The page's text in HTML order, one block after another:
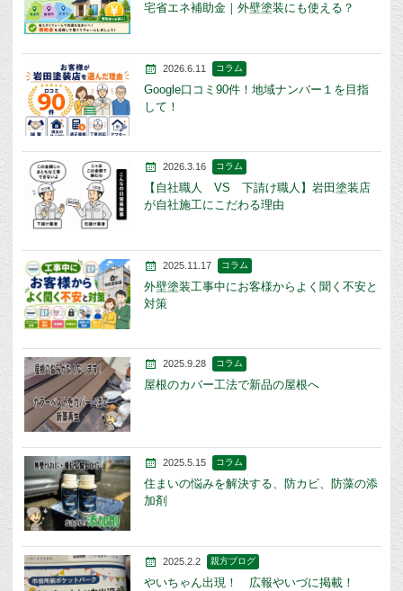
宅省エネ補助金｜外壁塗装にも使える？
2026.6.11 コラム
Google口コミ90件！地域ナンバー１を目指
して！
2026.3.16 コラム
【自社職人 VS 下請け職人】岩田塗装店
が自社施工にこだわる理由
2025.11.17 コラム
外壁塗装工事中にお客様からよく聞く不安と
対策
2025.9.28 コラム
屋根のカバー工法で新品の屋根へ
2025.5.15 コラム
住まいの悩みを解決する、防カビ、防藻の添
加剤
2025.2.2 親方ブログ
やいちゃん出現！ 広報やいづに掲載！